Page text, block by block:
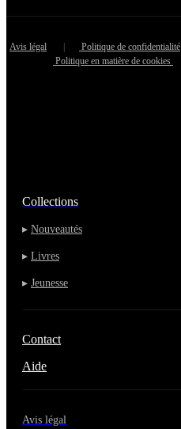
Avis légal | Politique de confidentialité
Politique en matière de cookies
Collections
▸ Nouveautés
▸ Livres
▸ Jeunesse
Contact
Aide
Avis légal